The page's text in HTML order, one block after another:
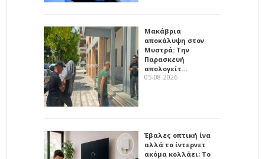
Μακάβρια
αποκάλυψη στον
Μυστρά: Την
Παρασκευή
απολογείτ…
05-08-2026
Έβαλες οπτική ίνα
αλλά το ίντερνετ
ακόμα κολλάει; Το